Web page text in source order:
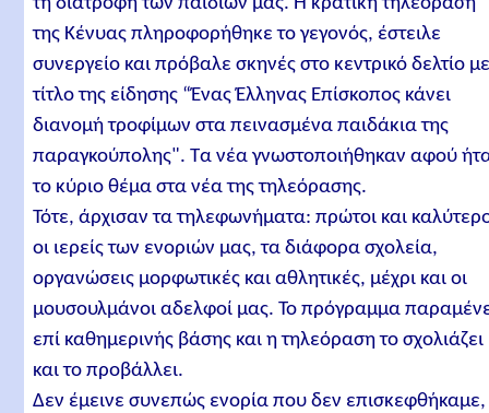
της Κένυας πληροφορήθηκε το γεγονός, έστειλε
συνεργείο και πρόβαλε σκηνές στο κεντρικό δελτίο
τίτλο της είδησης “Ένας Έλληνας Επίσκοπος κάνει
διανομή τροφίμων στα πεινασμένα παιδάκια της
παραγκούπολης". Τα νέα γνωστοποιήθηκαν αφού
το κύριο θέμα στα νέα της τηλεόρασης.
Τότε, άρχισαν τα τηλεφωνήματα: πρώτοι και
οι ιερείς των ενοριών μας, τα διάφορα σχολεία,
οργανώσεις μορφωτικές και αθλητικές, μέχρι και οι
μουσουλμάνοι αδελφοί μας. Το πρόγραμμα
επί καθημερινής βάσης και η τηλεόραση το σχολιάζει
και το προβάλλει.
Δεν έμεινε συνεπώς ενορία που δεν επισκεφθήκαμε,